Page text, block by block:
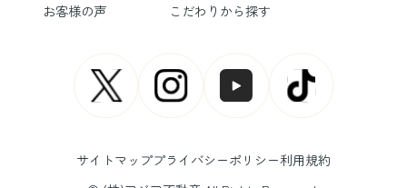
お客様の声
こだわりから探す
サイトマッププライバシーポリシー利用規約